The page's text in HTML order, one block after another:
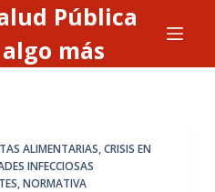
Pública
más
ALIMENTARIAS,CRISIS EN
INFECCIOSAS
,NORMATIVA